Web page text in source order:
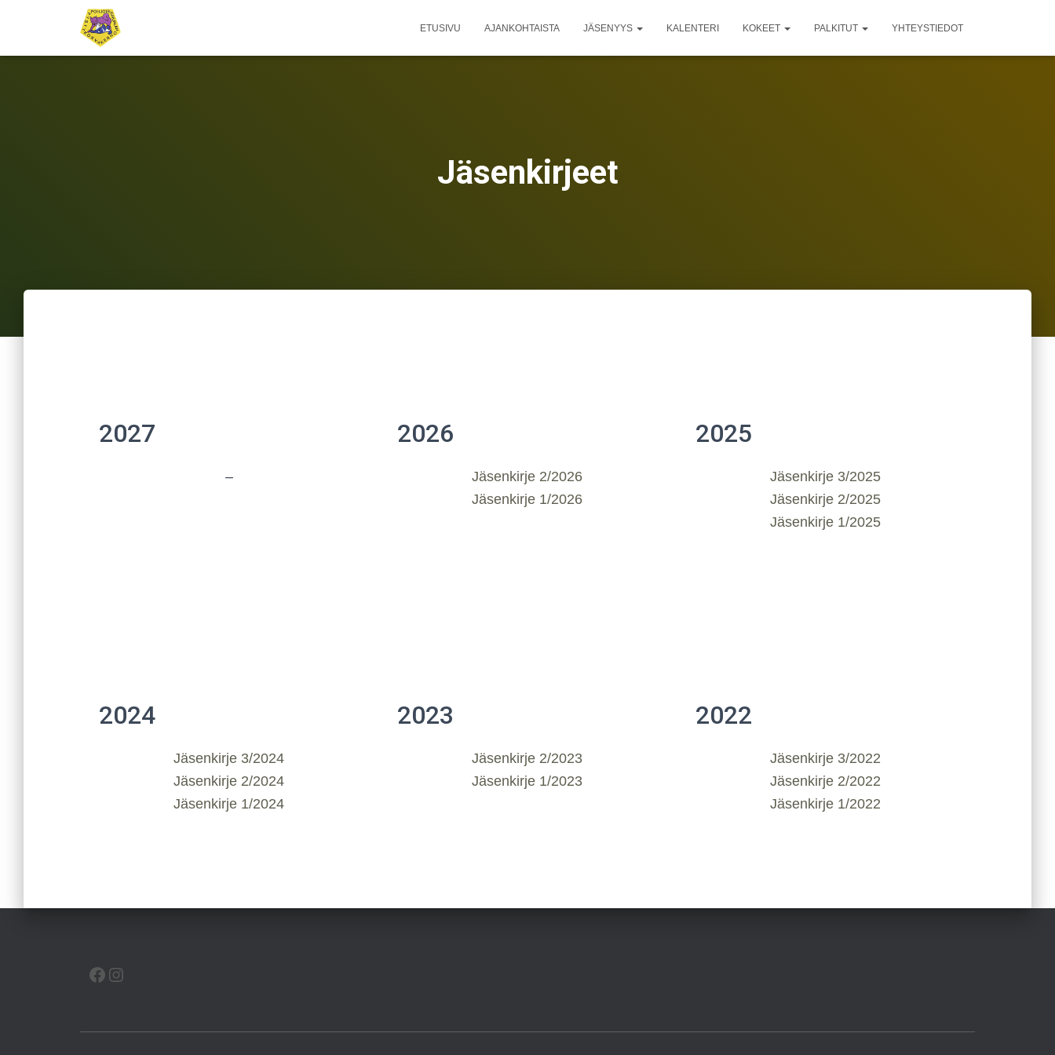
ETUSIVU AJANKOHTAISTA JÄSENYYS KALENTERI KOKEET PALKITUT YHTEYSTIEDOT
Jäsenkirjeet
2027
–
2026
Jäsenkirje 2/2026
Jäsenkirje 1/2026
2025
Jäsenkirje 3/2025
Jäsenkirje 2/2025
Jäsenkirje 1/2025
2024
Jäsenkirje 3/2024
Jäsenkirje 2/2024
Jäsenkirje 1/2024
2023
Jäsenkirje 2/2023
Jäsenkirje 1/2023
2022
Jäsenkirje 3/2022
Jäsenkirje 2/2022
Jäsenkirje 1/2022
FACEBOOK